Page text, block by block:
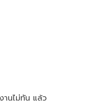
นไม่ทัน แล้ว